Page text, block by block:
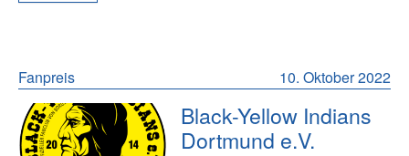
10. Oktober 2022
Fanpreis
Black-Yellow Indians
Dortmund e.V.